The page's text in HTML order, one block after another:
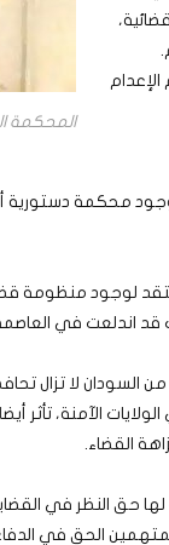
المحكمة
محكمة دستورية
لوجود منظومة
قد اندلعت في
من السودان لا تزال
الآمنة،
القضاء.
حق النظر في
الحق في